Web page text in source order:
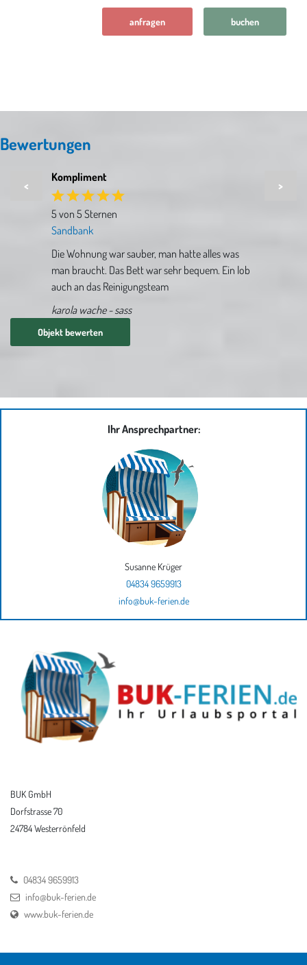
buchen
anfragen
Bewertungen
<
Kompliment
5 von 5 Sternen
Sandbank
Die Wohnung war sauber, man hatte alles was
man braucht. Das Bett war sehr bequem. Ein lob
auch an das Reinigungsteam
karola wache - sass
>
Objekt bewerten
Ihr Ansprechpartner:
Susanne Krüger
04834 9659913
info@buk-ferien.de
BUK GmbH
Dorfstrasse 70
24784 Westerrönfeld
04834 9659913
info@buk-ferien.de
www.buk-ferien.de